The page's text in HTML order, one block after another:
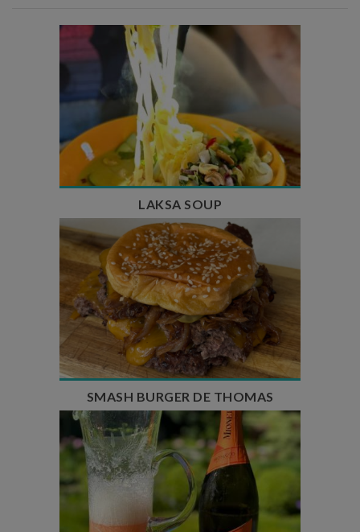
Temps de préparation : 40 min
Temps de cuisson : 25 min
Nombre de couverts : 4
LAKSA SOUP
Temps de préparation : 20 min
Temps de cuisson : 5 à 10 min
Nombre de couverts : 4
SMASH BURGER DE THOMAS
Temps de préparation : 10 min
Nombre de couverts : 3